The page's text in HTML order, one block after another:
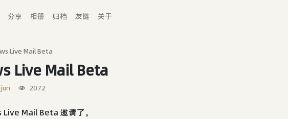
分享 相册 归档 友链 关于
Live Mail Beta
Live Mail Beta
2072
Mail Beta 邀请了。